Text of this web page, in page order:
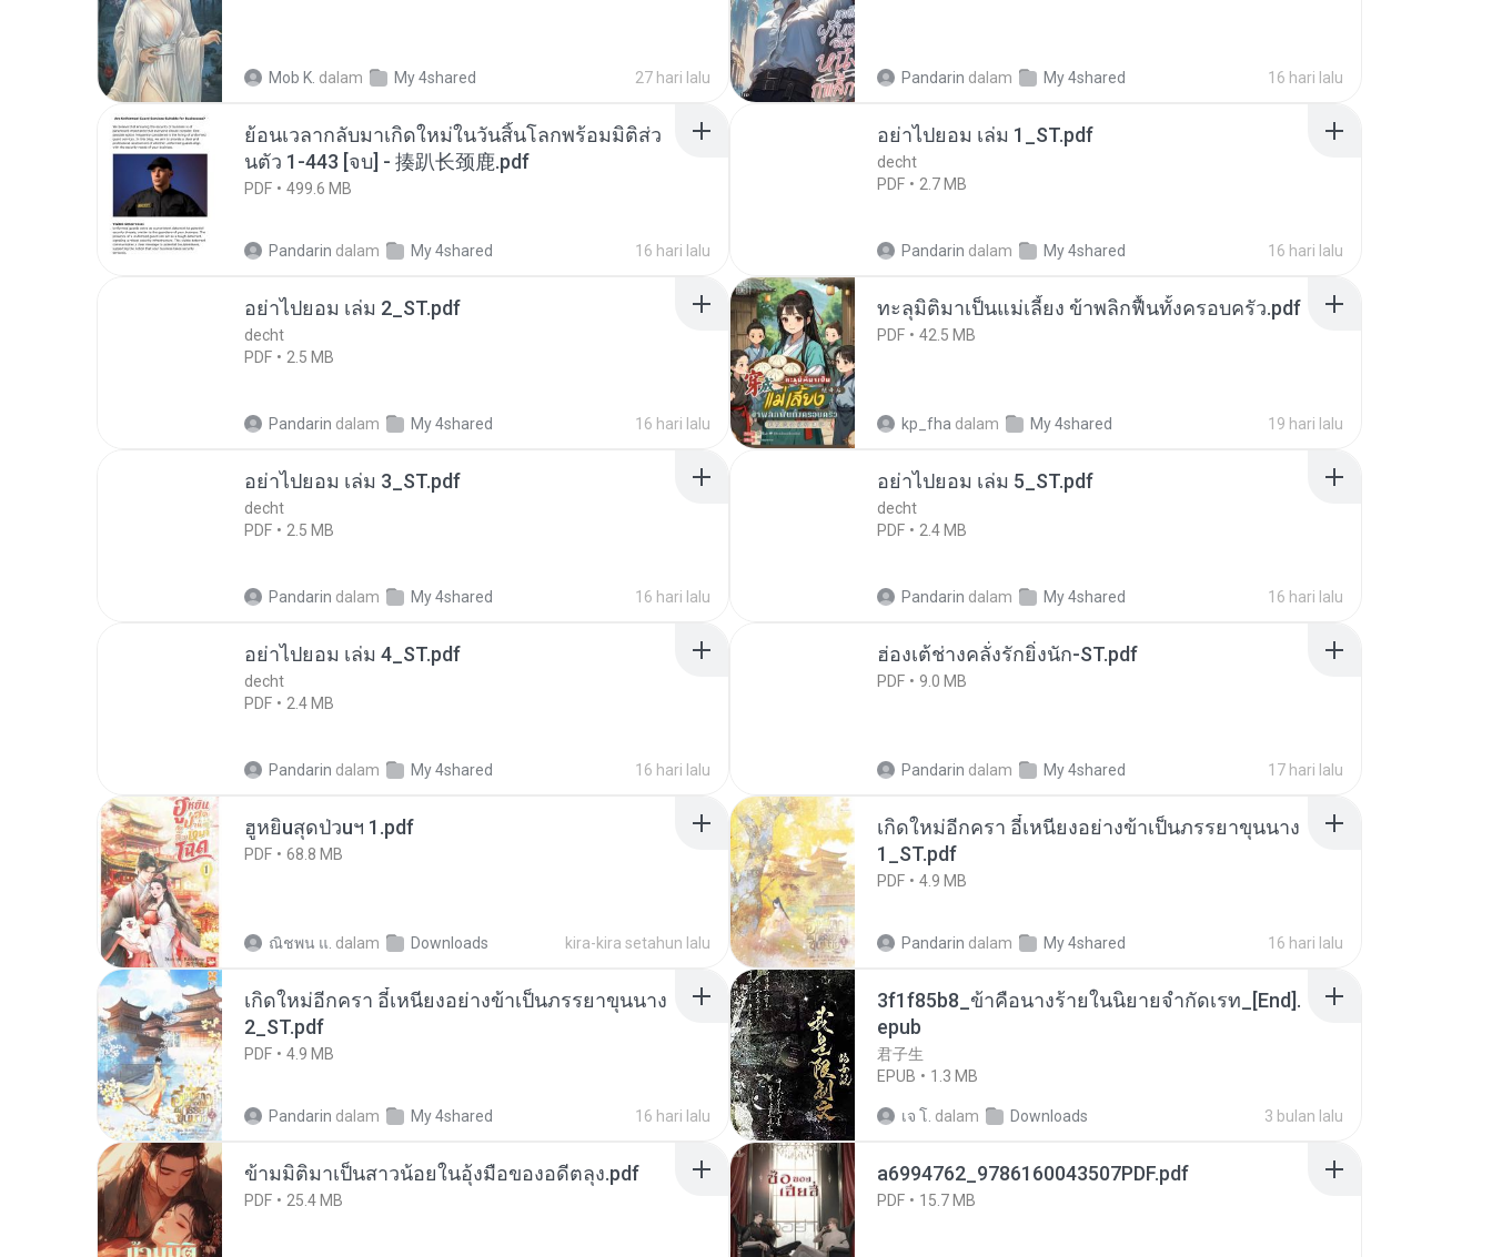
Mob K. dalam My 4shared 27 hari lalu Pandarin dalam My 4shared 16 hari lalu
ย้อนเวลากลับมาเกิดใหม่ในวันสิ้นโลกพร้อมมิติส่ว
นตัว 1-443 [จบ] - 揍趴长颈鹿.pdf
PDF 499.6 MB
Pandarin dalam My 4shared 16 hari lalu
อย่าไปยอม เล่ม 1_ST.pdf
decht
PDF
2.7 MB
Pandarin dalam My 4shared 16 hari lalu
อย่าไปยอม เล่ม 2_ST.pdf
decht
PDF
2.5 MB
Pandarin dalam My 4shared 16 hari lalu
ทะลุมิติมาเป็นแม่เลี้ยง ข้าพลิกฟื้นทั้งครอบครัว.pdf
PDF 42.5 MB
kp_fha dalam My 4shared 19 hari lalu
อย่าไปยอม เล่ม 3_ST.pdf
decht
PDF
2.5 MB
Pandarin dalam My 4shared 16 hari lalu
อย่าไปยอม เล่ม 5_ST.pdf
decht
PDF
2.4 MB
Pandarin dalam My 4shared 16 hari lalu
อย่าไปยอม เล่ม 4_ST.pdf
decht
PDF
2.4 MB
Pandarin dalam My 4shared 16 hari lalu
ฮ่องเต้ช่างคลั่งรักยิ่งนัก-ST.pdf
PDF 9.0 MB
Pandarin dalam My 4shared 17 hari lalu
ฮูหยิuสุดป่วuฯ 1.pdf
PDF 68.8 MB
ณิชพน แ. dalam Downloads kira-kira setahun lalu
เกิดใหม่อีกครา อี๋เหนียงอย่างข้าเป็นภรรยาขุนนาง
1_ST.pdf
PDF 4.9 MB
Pandarin dalam My 4shared 16 hari lalu
เกิดใหม่อีกครา อี๋เหนียงอย่างข้าเป็นภรรยาขุนนาง
2_ST.pdf
PDF 4.9 MB
Pandarin dalam My 4shared 16 hari lalu
3f1f85b8_ข้าคือนางร้ายในนิยายจำกัดเรท_[End].
epub
君子生
EPUB
1.3 MB
เจ โ. dalam Downloads 3 bulan lalu
ข้ามมิติมาเป็นสาวน้อยในอุ้งมือของอดีตลุง.pdf
PDF 25.4 MB
a6994762_9786160043507PDF.pdf
PDF 15.7 MB